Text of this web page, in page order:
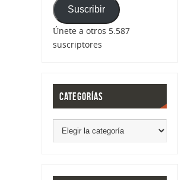
Suscribir
Únete a otros 5.587
suscriptores
CATEGORÍAS